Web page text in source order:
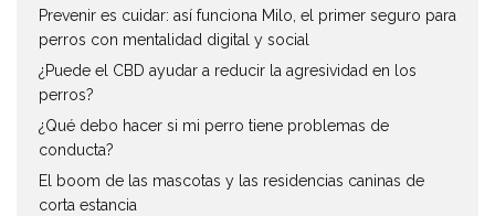
Prevenir es cuidar: así funciona Milo, el primer seguro para
perros con mentalidad digital y social
¿Puede el CBD ayudar a reducir la agresividad en los
perros?
¿Qué debo hacer si mi perro tiene problemas de
conducta?
El boom de las mascotas y las residencias caninas de
corta estancia